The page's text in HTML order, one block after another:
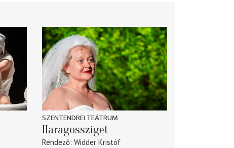
SZENTENDREI TEÁTRUM
Haragossziget
Rendező Widder Kristóf